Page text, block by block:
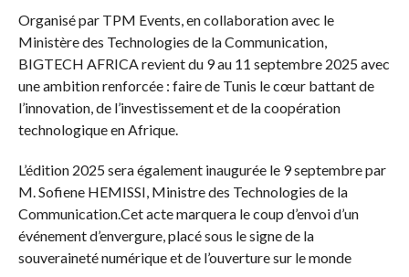
Organisé par TPM Events, en collaboration avec le
Ministère des Technologies de la Communication,
BIGTECH AFRICA revient du 9 au 11 septembre 2025 avec
une ambition renforcée : faire de Tunis le cœur battant de
l’innovation, de l’investissement et de la coopération
technologique en Afrique.
L’édition 2025 sera également inaugurée le 9 septembre par
M. Sofiene HEMISSI, Ministre des Technologies de la
Communication.Cet acte marquera le coup d’envoi d’un
événement d’envergure, placé sous le signe de la
souveraineté numérique et de l’ouverture sur le monde